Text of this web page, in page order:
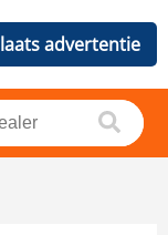
advertentie